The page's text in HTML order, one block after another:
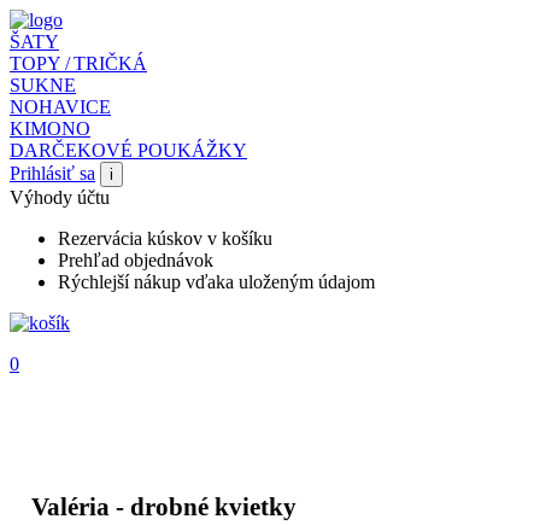
ŠATY
TOPY / TRIČKÁ
SUKNE
NOHAVICE
KIMONO
DARČEKOVÉ POUKÁŽKY
Prihlásiť sa
i
Výhody účtu
Rezervácia kúskov v košíku
Prehľad objednávok
Rýchlejší nákup vďaka uloženým údajom
0
Valéria - drobné kvietky